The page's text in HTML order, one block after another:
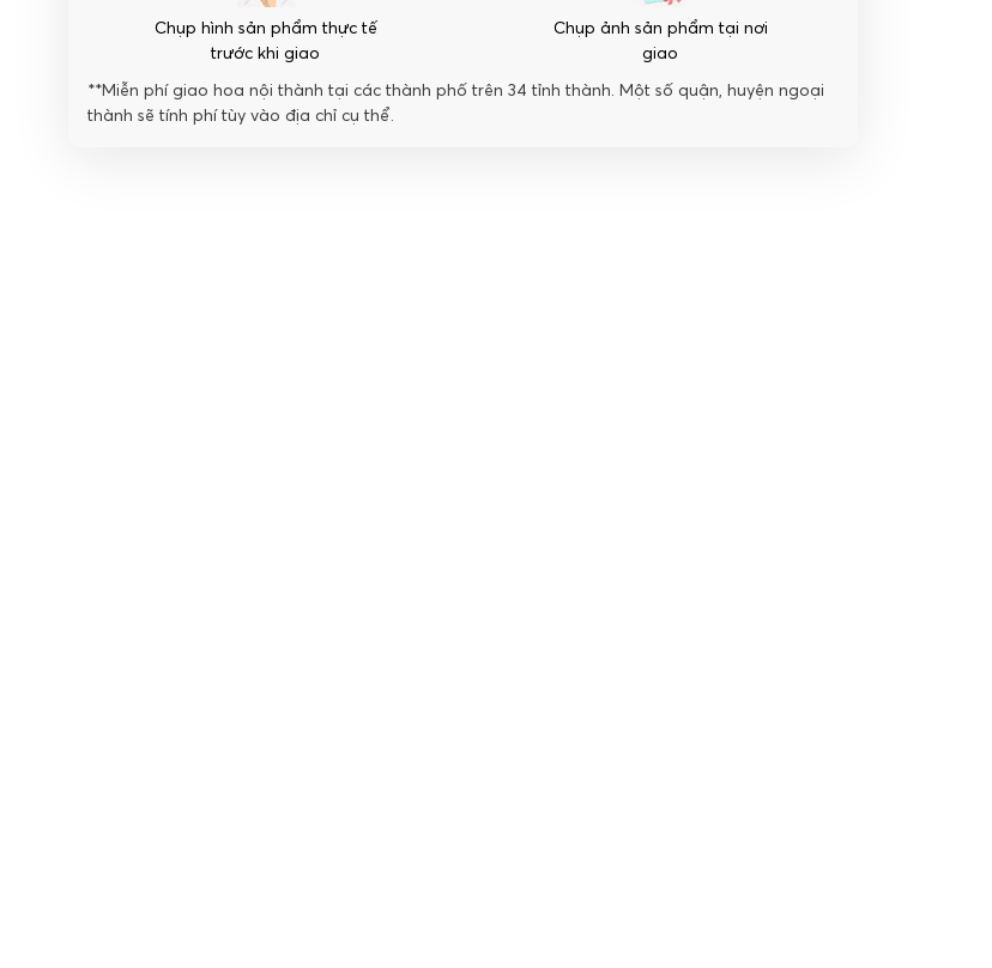
Chụp hình sản phẩm thực tế
trước khi giao
Chụp ảnh sản phẩm tại nơi
giao
**Miễn phí giao hoa nội thành tại các thành phố trên 34 tỉnh thành. Một số quận, huyện ngoại
thành sẽ tính phí tùy vào địa chỉ cụ thể.